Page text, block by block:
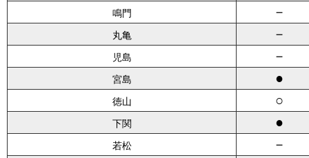
鳴門 －
丸亀 －
児島 －
宮島 ●
徳山 ○
下関 ●
若松 －